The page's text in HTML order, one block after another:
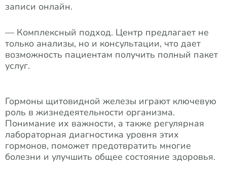
записи онлайн.
— Комплексный подход. Центр предлагает не
только анализы, но и консультации, что дает
возможность пациентам получить полный пакет
услуг.
Гормоны щитовидной железы играют ключевую
роль в жизнедеятельности организма.
Понимание их важности, а также регулярная
лабораторная диагностика уровня этих
гормонов, поможет предотвратить многие
болезни и улучшить общее состояние здоровья.